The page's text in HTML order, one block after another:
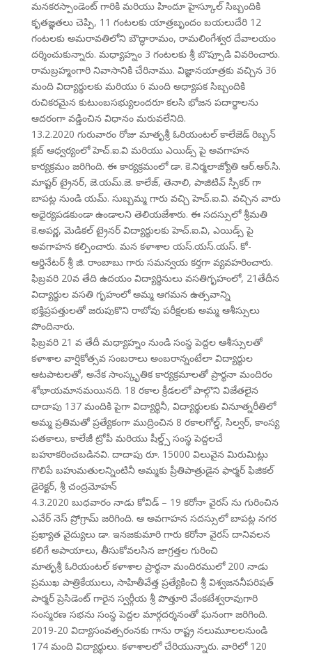
మనకరస్పాండెంట్ గారికి మరియు హిందూ హైస్కూల్ సిబ్బందికి
కృతజ్ఞతలు చెప్పి, 11 గంటలకు యాత్రబృందం బయలుదేరి 12
గంటలకు అమరావతిలోని బౌద్ధారామం, రామలింగేశ్వర దేవాలయం
దర్శించుకున్నారు. మధ్యాహ్నం 3 గంటలకు శ్రీ బొప్పూడి వివరించారు.
రామబ్రహ్మంగారి నివాసానికి చేరినాము. విజ్ఞానయాత్రకు వచ్చిన 36
మంది విద్యార్థులకు మరియు 6 మంది అధ్యాపక సిబ్బందికి
రుచికరమైన కుటుంబసభ్యులందరూ కలసి భోజన పదార్థాలను
ఆదరంగా వడ్డించిన విధానం మరువలేనిది.
13.2.2020 గురువారం రోజు మాతృశ్రీ ఓరియంటల్ కాలేజెడ్ రిబ్బన్
క్లబ్ ఆధ్వర్యంలో హెచ్.ఐ.వి మరియు ఎయిడ్స్ పై అవగాహన
కార్యక్రమం జరిగింది. ఈ కార్యక్రమంలో డా. కె.నిర్మలాజ్యోతి ఆర్.ఆర్.సి.
మాష్టర్ ట్రైనర్, జె.యమ్.జె. కాలేజ్, తెనాలి, పాజిటివ్ స్పీకర్ గా
బాపట్ల నుండి యమ్. సుబ్బమ్మ గారు వచ్చి హెచ్.ఐ.వి. వచ్చిన వారు
అధైర్యపడకుండా ఉండాలని తెలియజేశారు. ఈ సదస్సులో శ్రీమతి
కె.అపర్ణ, మెడికల్ ట్రైనర్ విద్యార్థులకు హెచ్.ఐ.వి, ఎయిడ్స్ పై
అవగాహన కల్పించారు. మన కళాశాల యస్.యస్.యస్. కో-
ఆర్డినేటర్ శ్రీ జి. రాంబాబు గారు సమన్వయ కర్తగా వ్యవహరించారు.
ఫిబ్రవరి 20వ తేది ఉదయం విద్యార్థినులు వసతిగృహంలో, 21తేదీన
విద్యార్థుల వసతి గృహంలో అమ్మ ఆగమన ఉత్సవాన్ని
భక్తిప్రపత్తులతో జరుపుకొని రాబోవు పరీక్షలకు అమ్మ ఆశీస్సులు
పొందినారు.
ఫిబ్రవరి 21 వ తేదీ మధ్యాహ్నం నుండి సంస్థ పెద్దల ఆశీస్సులతో
కళాశాల వార్షికోత్సవ సంబరాలు అంబరాన్నంటేలా విద్యార్థుల
ఆటపాటలతో, అనేక సాంస్కృతిక కార్యక్రమాలతో ప్రార్థనా మందిరం
శోభాయమానమయినది. 18 రకాల క్రీడలలో పాల్గొని విజేతలైన
దాదాపు 137 మందికి పైగా విద్యార్థినీ, విద్యార్థులకు వినూత్నరీతిలో
అమ్మ ప్రతిమతో ప్రత్యేకంగా ముద్రించిన 8 రకాలగోల్డ్, సిల్వర్, కాంస్య
పతకాలు, కాలేజీ ట్రోపీ మరియు షీల్డ్స్ సంస్థ పెద్దలచే
బహూకరించబడినవి. దాదాపు రూ. 15000 విలువైన మిరుమిట్లు
గొలిపే బహుమతులన్నింటినీ అమ్మకు ప్రీతిపాత్రుడైన ఫార్మర్ ఫిజికల్
డైరెక్టర్, శ్రీ చంద్రమోహన్
4.3.2020 బుధవారం నాడు కోవిడ్ – 19 కరోనా వైరస్ ను గురించిన
ఎవేర్ నెస్ ప్రోగ్రామ్ జరిగింది. ఆ అవగాహన సదస్సులో బాపట్ల నగర
ప్రఖ్యాత వైద్యులు డా. ఇనజకుమారి గారు కరోనా వైరస్ దానివలన
కలిగే అపాయాలు, తీసుకోవలసిన జాగ్రత్తల గురించి
మాతృశ్రీ ఓరియంటల్ కళాశాల ప్రార్థనా మందిరములో 200 నాడు
ప్రముఖ పాత్రికేయులు, సాహితీవేత్త ప్రత్యేకించి శ్రీ విశ్వజననీపరిషత్
పార్మర్ ప్రెసిడెంట్ గారైన స్వర్గీయ శ్రీ పొత్తూరి వేంకటేశ్వరావుగారి
సంస్మరణ సభను సంస్థ పెద్దల మార్గదర్శనంతో ఘనంగా జరిగింది.
2019-20 విద్యాసంవత్సరంనకు గాను రాష్ట్ర నలుమూలలనుండి
174 మంది విద్యార్థులు. కళాశాలలో చేరియున్నారు. వారిలో 120